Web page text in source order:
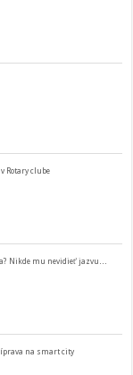
Rotary clube
Nikde mu nevidieť jazvu…
na smart city